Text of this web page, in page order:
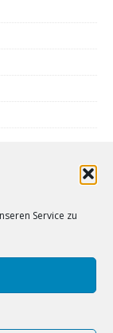
Service zu